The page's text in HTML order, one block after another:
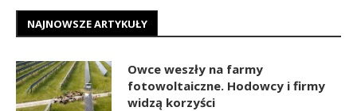
NAJNOWSZE ARTYKUŁY
Owce weszły na farmy
fotowoltaiczne. Hodowcy i firmy
widzą korzyści